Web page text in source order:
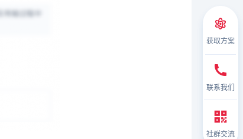
获取方案
联系我们
社群交流